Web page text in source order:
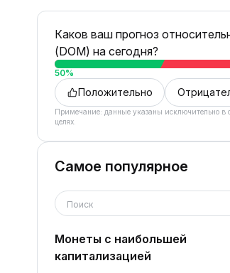
Каков ваш прогноз
(DOM) на сегодня?
50%
Положительно
Примечание: данные указаны исключительно в
целях.
Самое популярное
Поиск
Монеты с наибольшей
капитализацией